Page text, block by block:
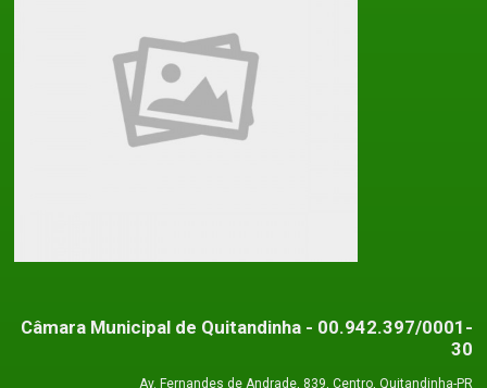
Câmara Municipal de Quitandinha- 00.942.397/0001-
30
Av. Fernandes de Andrade, 839, Centro, Quitandinha-PR